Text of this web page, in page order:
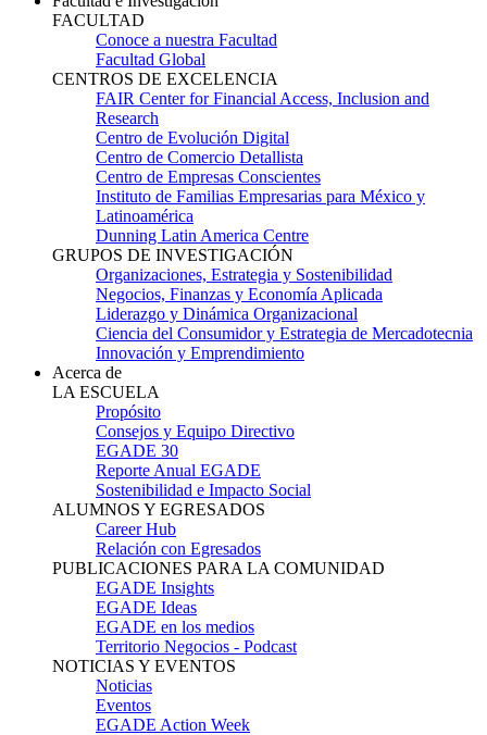
FACULTAD
Conoce a nuestra Facultad
Facultad Global
CENTROS DE EXCELENCIA
FAIR Center for Financial Access, Inclusion and
Research
Centro de Evolución Digital
Centro de Comercio Detallista
Centro de Empresas Conscientes
Instituto de Familias Empresarias para México y
Latinoamérica
Dunning Latin America Centre
GRUPOS DE INVESTIGACIÓN
Organizaciones, Estrategia y Sostenibilidad
Negocios, Finanzas y Economía Aplicada
Liderazgo y Dinámica Organizacional
Ciencia del Consumidor y Estrategia de Mercadotecnia
Innovación y Emprendimiento
Acerca de
LA ESCUELA
Propósito
Consejos y Equipo Directivo
EGADE 30
Reporte Anual EGADE
Sostenibilidad e Impacto Social
ALUMNOS Y EGRESADOS
Career Hub
Relación con Egresados
PUBLICACIONES PARA LA COMUNIDAD
EGADE Insights
EGADE Ideas
EGADE en los medios
Territorio Negocios - Podcast
NOTICIAS Y EVENTOS
Noticias
Eventos
EGADE Action Week